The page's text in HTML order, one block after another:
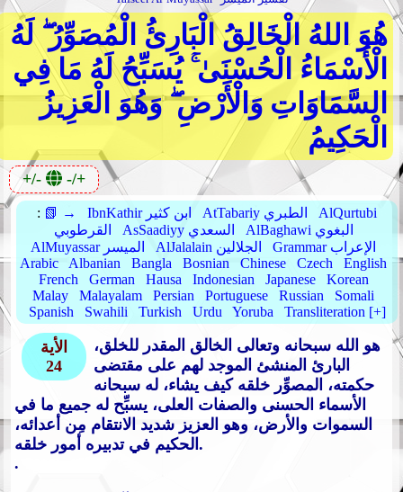
هُوَ اللهُ الْخَالِقُ الْبَارِئُ الْمُصَوِّرُ ۖ لَهُ
الْأَسْمَاءُ الْحُسْنَىٰ ۚ يُسَبِّحُ لَهُ مَا فِي
السَّمَاوَاتِ وَالْأَرْضِ ۖ وَهُوَ الْعَزِيزُ
الْحَكِيمُ
+/- -/+
: 📗 → IbnKathir ابن كثير AtTabariy الطبري
AlQurtubi
القرطوبي
AsSaadiyy السعدي
AlBaghawi البغوي
AlMuyassar الميسر
AlJalalain الجلالين
Grammar الإعراب
Arabic
Albanian Bangla Bosnian Chinese Czech
English
French
German Hausa Indonesian Japanese
Korean
Malay
Malayalam Persian Portuguese Russian
Somali
Spanish
Swahili Turkish Urdu Yoruba Transliteration [+]
الأية
24
هو الله سبحانه وتعالى الخالق المقدر للخلق،
البارئ المنشئ الموجد لهم على مقتضى
حكمته، المصوِّر خلقه كيف يشاء، له سبحانه
الأسماء الحسنى والصفات العلى، يسبِّح له جميع ما في
السموات والأرض، وهو العزيز شديد الانتقام مِن أعدائه،
الحكيم في تدبيره أمور خلقه.
.